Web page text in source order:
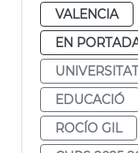
VALENCIA
EN
EDUCACIÓ
ROCÍO GIL